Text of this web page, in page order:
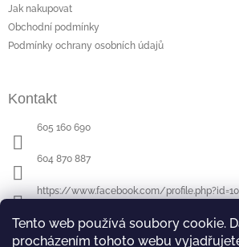
Tento web používá soubory cookie.
procházením tohoto webu
Jak nakupovat
Obchodní podmínky
Podmínky ochrany osobních údajů
Kontakt
605 160 690
604 870 887
https://www.facebook.com/
Poslední hodnocení produktů